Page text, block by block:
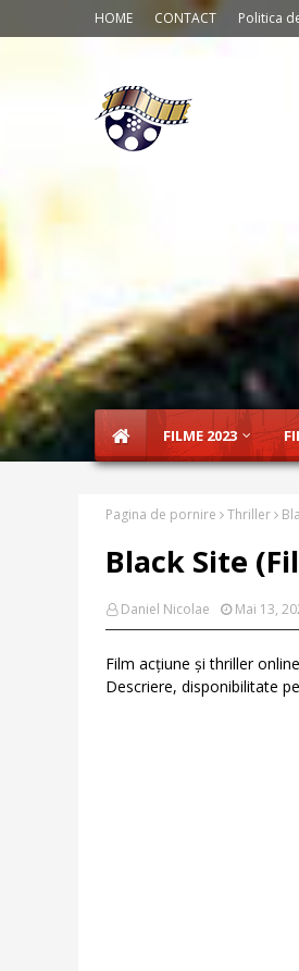
HOME CONTACT Politica
FILME 2023
Pagina de pornire Thriller
Black Site
Daniel Nicolae Mai 13,
Film acțiune și thriller
Descriere, disponibilitate